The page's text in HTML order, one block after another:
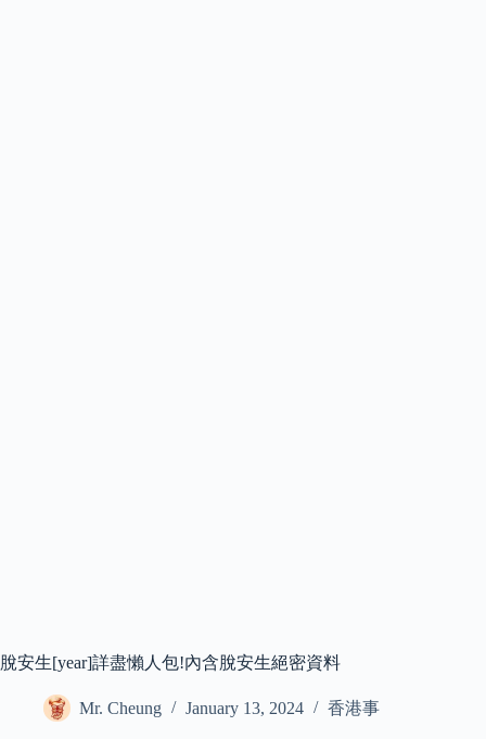
脫安生[year]詳盡懶人包!內含脫安生絕密資料
Mr. Cheung January 13, 2024 香港事